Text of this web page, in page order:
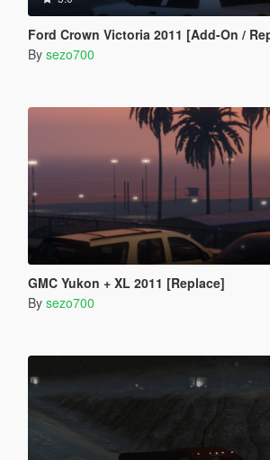
Ford Crown Victoria 2011 [Add-On /
By sezo700
GMC Yukon + XL 2011 [Replace]
By sezo700